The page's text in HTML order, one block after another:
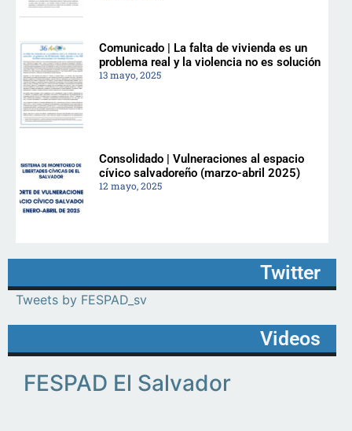
Comunicado | La falta de vivienda es un
problema real y la violencia no es solución
13 mayo, 2025
Consolidado | Vulneraciones al espacio
cívico salvadoreño (marzo-abril 2025)
12 mayo, 2025
Twitter
Tweets by FESPAD_sv
Videos
FESPAD El Salvador